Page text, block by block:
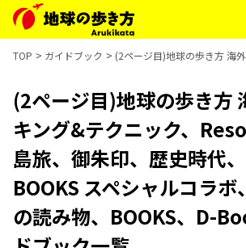
TOP ガイドブック (2ページ目)地球の歩き方 海
(2ページ目)地球の歩き方
キング&テクニック、
島旅、御朱印、歴史時代、
BOOKS スペシャルコラボ
の読み物、BOOKS、D-